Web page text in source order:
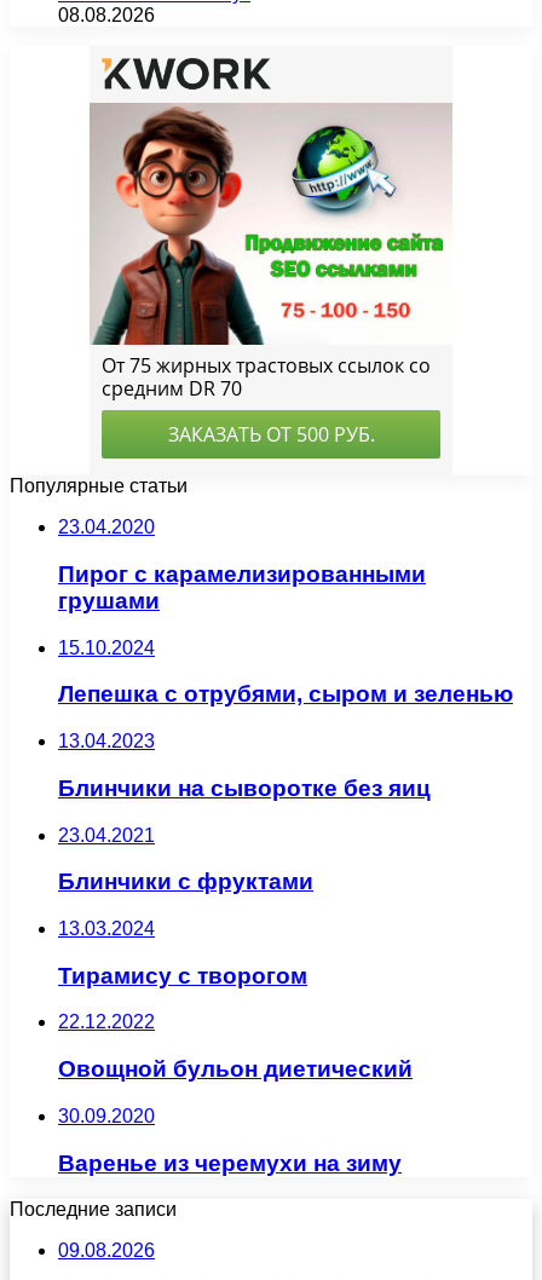
08.08.2026
Популярные статьи
23.04.2020
Пирог с карамелизированными
грушами
15.10.2024
Лепешка с отрубями, сыром и зеленью
13.04.2023
Блинчики на сыворотке без яиц
23.04.2021
Блинчики с фруктами
13.03.2024
Тирамису с творогом
22.12.2022
Овощной бульон диетический
30.09.2020
Варенье из черемухи на зиму
Последние записи
09.08.2026